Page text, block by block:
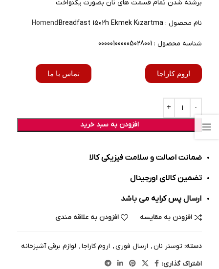
برشته شدن تمام قسمت های نان بصورت یکنواخت
نام محصول : HomendBreadfast 1502h Ekmek Kızartma
شناسه محصول : 000001000005028001
اروم کاراجا تماس با ما
افزودن به سبد خرید
ضمانت اصالت و سلامت فیزیکی کالا
تضمین کالای اورجینال
ارسال پس کرایه می باشد
افزودن به مقایسه افزودن به علاقه مندی
دسته: توستر نان, ارسال فوری, اروم کاراجا, لوازم برقی آشپزخانه
اشتراک گذاری: